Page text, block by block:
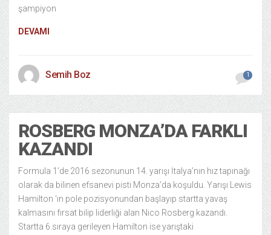
şampiyon
DEVAMI
Semih Boz 1
ROSBERG MONZA’DA FARKLI
KAZANDI
Formula 1’de 2016 sezonunun 14. yarışı İtalya’nın hız tapınağı
olarak da bilinen efsanevi pisti Monza’da koşuldu. Yarışı Lewis
Hamilton ‘ın pole pozisyonundan başlayıp startta yavaş
kalmasını fırsat bilip liderliği alan Nico Rosberg kazandı.
Startta 6.sıraya gerileyen Hamilton ise yarıştaki